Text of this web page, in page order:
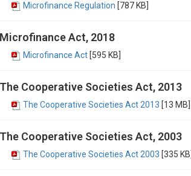
Microfinance Regulation [787 KB]
Microfinance Act, 2018
Microfinance Act[595 KB]
The Cooperative Societies Act, 2013
The Cooperative Societies Act 2013 [13 MB]
The Cooperative Societies Act, 2003
The Cooperative Societies Act 2003 [335 KB]